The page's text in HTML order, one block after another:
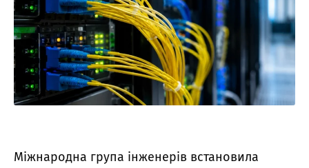
Міжнародна група інженерів встановила